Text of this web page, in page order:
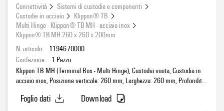
Connettività
Sistemi di custodie e componenti
Custodie in acciaio
Klippon® TB
Multi Hinge - Klippon® TB MH - acciaio inox
Klippon® TB MH 260 x 260 x 200mm
N. articolo:
1194670000
Confezione:
1 Pezzo
Klippon TB MH (Terminal Box - Multi Hinge), Custodia vuota, Custodia in
acciaio inox, Posizione verticale: 260 mm, Larghezza: 260 mm, Profondità:
inossidabile 1.4404 (316L), lucidatura elettrochimica, argento
Foglio dati
Download